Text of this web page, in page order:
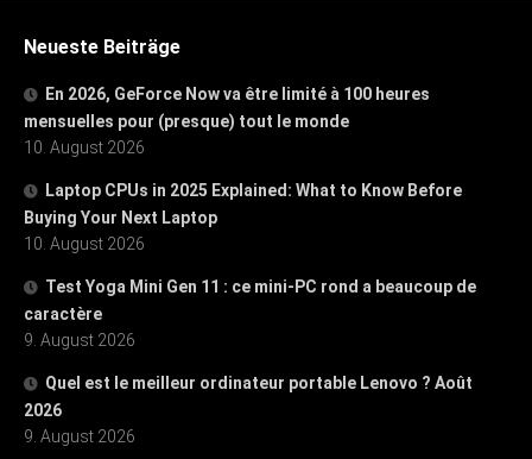
Neueste Beiträge
En 2026, GeForce Now va être limité à 100 heures
mensuelles pour (presque) tout le monde
10. August 2026
Laptop CPUs in 2025 Explained: What to Know Before
Buying Your Next Laptop
10. August 2026
Test Yoga Mini Gen 11 : ce mini-PC rond a beaucoup de
caractère
9. August 2026
Quel est le meilleur ordinateur portable Lenovo ? Août
2026
9. August 2026